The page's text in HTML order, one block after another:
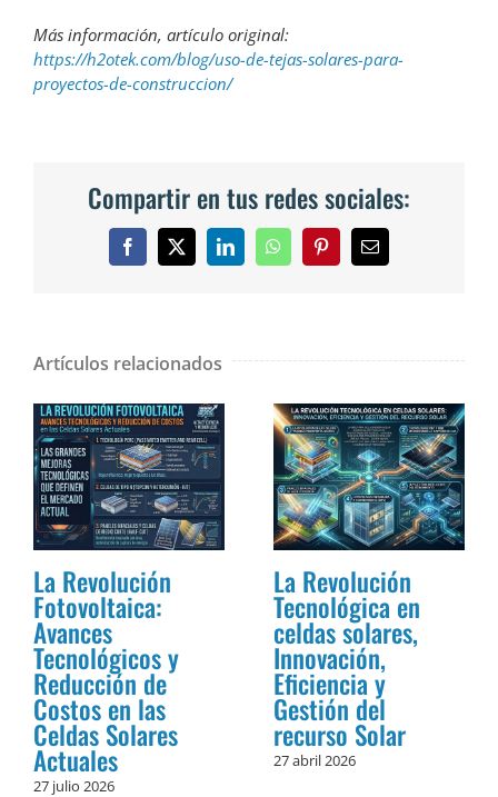
Más información, artículo original:
https://h2otek.com/blog/uso-de-tejas-solares-para-
proyectos-de-construccion/
Compartir en tus redes sociales:
Facebook
X LinkedInWhatsAppPinterestCorreo
Artículos relacionados
La Revolución
Fotovoltaica:
Avances
Tecnológicos y
Reducción de
Costos en las
Celdas Solares
Actuales
27 julio 2026
La Revolución
Tecnológica en
celdas solares,
Innovación,
Eficiencia y
Gestión del
recurso Solar
27 abril 2026